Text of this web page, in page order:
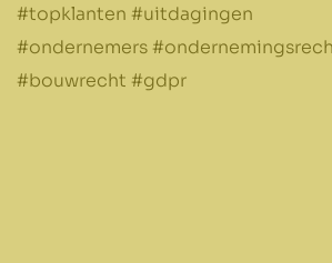
#topklanten #uitdagingen
#ondernemers
#bouwrecht #gdpr